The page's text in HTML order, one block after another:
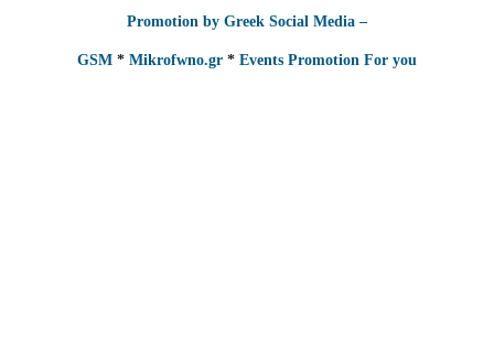
Promotion by Greek Social Media –
GSM * Mikrofwno.gr * Events Promotion For you